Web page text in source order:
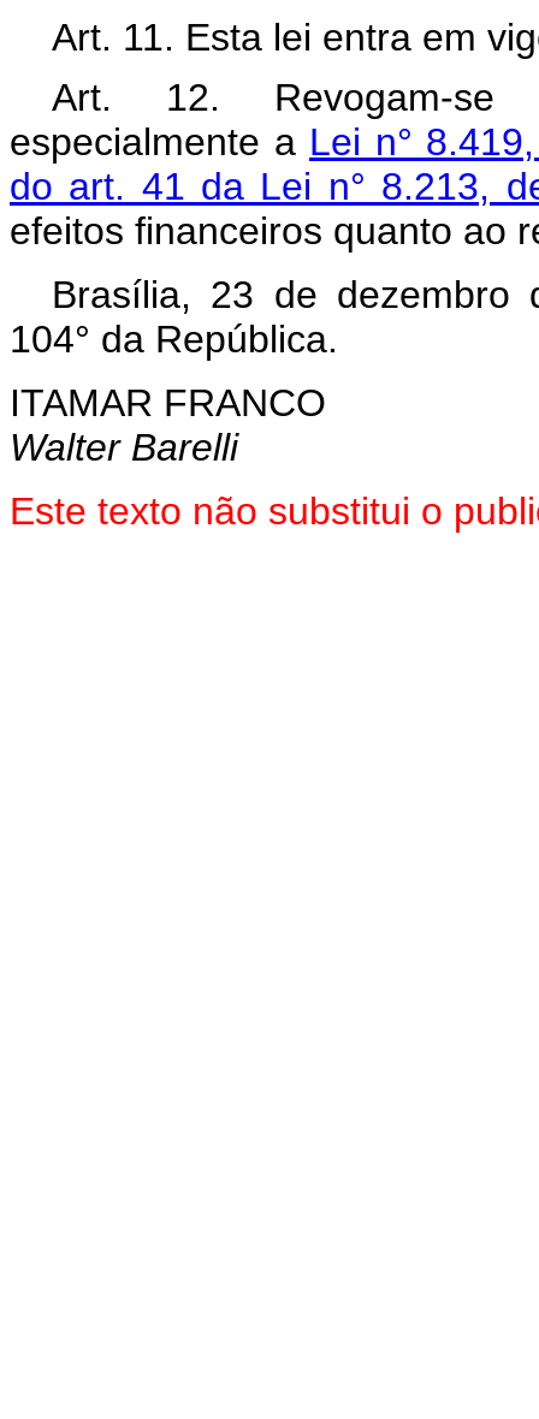
Art. 11. Esta lei entra em
Art. 12. Revogam-se
especialmente a Lei n°
do art. 41 da Lei n° 8.213,
efeitos financeiros quanto ao
Brasília, 23 de dezembro
104° da República.
ITAMAR FRANCO
Walter Barelli
Este texto não substitui o